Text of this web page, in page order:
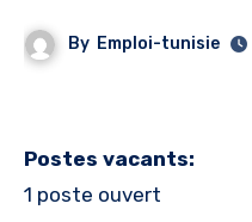
By Emploi-tunisie
Postes vacants:
1 poste ouvert